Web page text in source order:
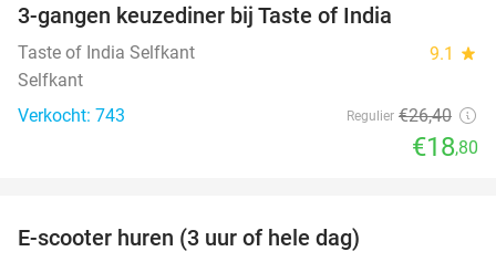
3-gangen keuzediner bij Taste of India
Taste of India Selfkant 9.1 star
Selfkant
Verkocht: 743
Regulier €26,40
€18,80
E-scooter huren (3 uur of hele dag)